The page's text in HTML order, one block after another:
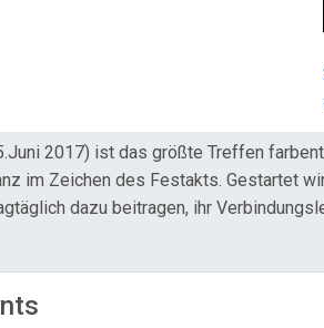
2017) ist das größte Treffen
im Zeichen des Festakts. Gestartet
dazu beitragen, ihr